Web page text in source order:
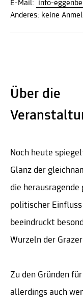
E-Mail:
info-
Anderes: keine
Über die
Noch heute
Glanz der
die
politischer
beeindruckt
Wurzeln der
Zu den Gründen
allerdings auch